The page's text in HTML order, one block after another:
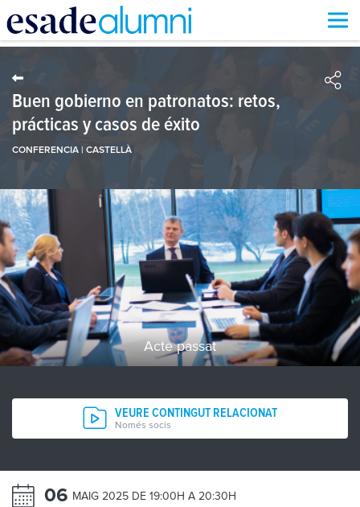
Vés
contingut
Buen gobierno en patronatos: retos,
prácticas y casos de éxito
CONFERENCIA | CASTELLÀ
Acte passat
VEURE CONTINGUT RELACIONAT
Només socis
06 MAIG 2025 DE 19:00H A 20:30H